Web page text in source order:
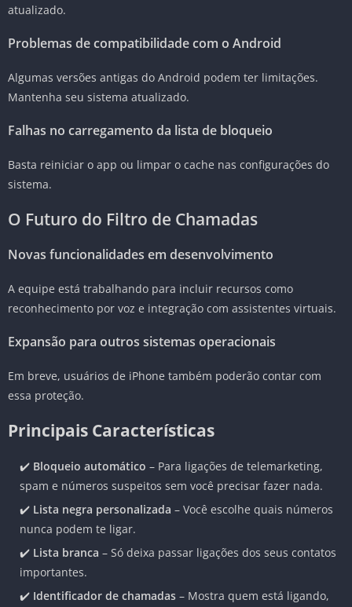
atualizado.
Problemas de compatibilidade com o Android
Algumas versões antigas do Android podem ter limitações.
Mantenha seu sistema atualizado.
Falhas no carregamento da lista de bloqueio
Basta reiniciar o app ou limpar o cache nas configurações do
sistema.
O Futuro do Filtro de Chamadas
Novas funcionalidades em desenvolvimento
A equipe está trabalhando para incluir recursos como
reconhecimento por voz e integração com assistentes virtuais.
Expansão para outros sistemas operacionais
Em breve, usuários de iPhone também poderão contar com
essa proteção.
Principais Características
✔️ Bloqueio automático – Para ligações de telemarketing,
spam e números suspeitos sem você precisar fazer nada.
✔️ Lista negra personalizada – Você escolhe quais números
nunca podem te ligar.
✔️ Lista branca – Só deixa passar ligações dos seus contatos
importantes.
✔️ Identificador de chamadas – Mostra quem está ligando,